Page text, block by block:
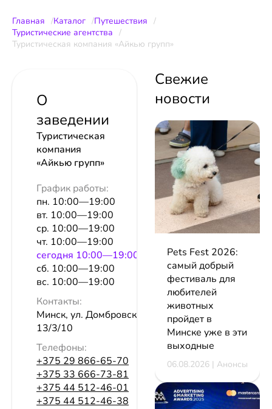
Главная Каталог
Путешествия
Туристические агентства
Туристическая компания «Айкью групп»
О
заведении
Туристическая
компания
«Айкью групп»
График работы:
пн. 10:00—19:00
вт. 10:00—19:00
ср. 10:00—19:00
чт. 10:00—19:00
сeгодня 10:00—19:00
сб. 10:00—19:00
вс. 10:00—19:00
Контакты:
Минск, ул. Домбровская, 9, оф.
13/3/10
Телефоны:
+375 29 866-65-70
+375 33 666-73-81
+375 44 512-46-01
+375 44 512-46-38
Свежие
новости
Pets Fest 2026:
самый добрый
фестиваль для
любителей
животных
пройдет в
Минске уже в эти
выходные
06.08.2026 | Анонсы